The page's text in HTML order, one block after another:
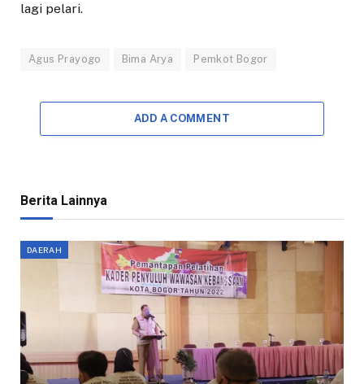
lagi pelari.
Agus Prayogo Bima Arya Pemkot Bogor
ADD A COMMENT
Berita Lainnya
DAERAH